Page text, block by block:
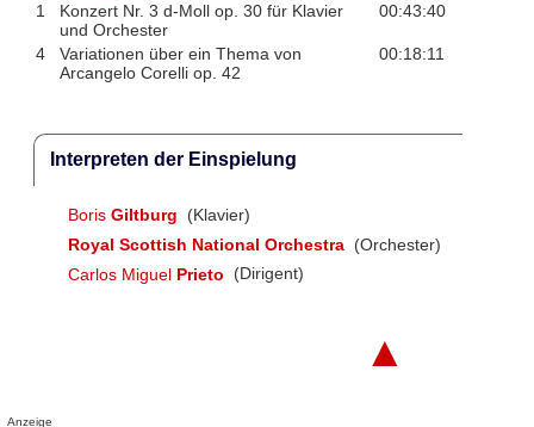
1
Konzert Nr. 3 d-Moll op. 30 für Klavier
und Orchester
00:43:40
4
Variationen über ein Thema von
Arcangelo Corelli op. 42
00:18:11
Interpreten der Einspielung
Boris Giltburg
(Klavier)
Royal Scottish National Orchestra (Orchester)
Carlos Miguel Prieto (Dirigent)
▲
Anzeige